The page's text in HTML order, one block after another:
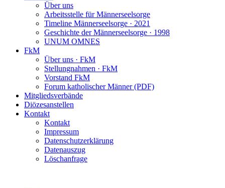
Über uns
Arbeitsstelle für Männerseelsorge
Timeline Männerseelsorge · 2021
Geschichte der Männerseelsorge · 1998
UNUM OMNES
FkM
Über uns · FkM
Stellungnahmen · FkM
Vorstand FkM
Forum katholischer Männer (PDF)
Mitgliedsverbände
Diözesanstellen
Kontakt
Kontakt
Impressum
Datenschutzerklärung
Datenauszug
Löschanfrage